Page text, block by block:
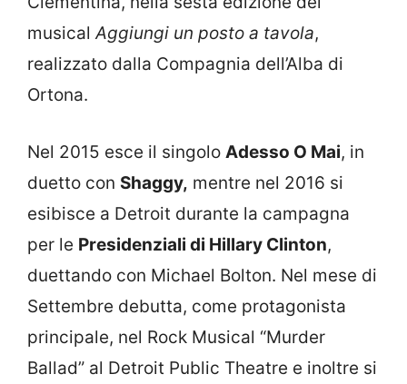
musicalAggiungi un posto a tavola,
realizzato dalla Compagnia dell’Alba di
Ortona.
Nel 2015 esce il singolo Adesso O Mai, in
duetto con Shaggy, mentre nel 2016 si
esibisce a Detroit durante la campagna
per le Presidenziali di Hillary Clinton,
duettando con Michael Bolton. Nel mese di
Settembre debutta, come protagonista
principale, nel Rock Musical “Murder
Ballad” al Detroit Public Theatre e inoltre si